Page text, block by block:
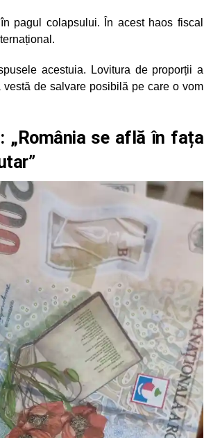
pagul colapsului. În acest haos fiscal
acestuia. Lovitura de proporții a
de salvare posibilă pe care o vom
„România se află în fața